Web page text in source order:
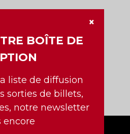
×
BOÎTE DE
liste de diffusion
sorties de billets,
notre newsletter
encore